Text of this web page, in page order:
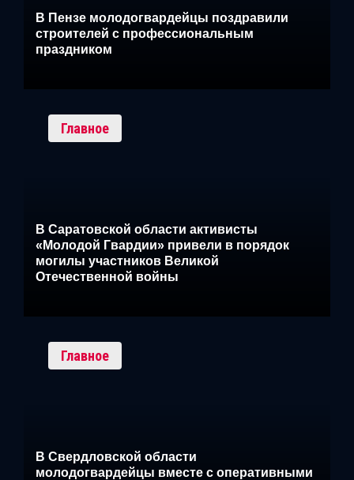
В Пензе молодогвардейцы поздравили
строителей с профессиональным
праздником
Главное
В Саратовской области активисты
«Молодой Гвардии» привели в порядок
могилы участников Великой
Отечественной войны
Главное
В Свердловской области
молодогвардейцы вместе с оперативными